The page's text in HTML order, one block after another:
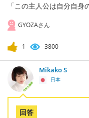
「この主人公は自分自身
GYOZAさん
1 3800
Mikako S
日本
回答